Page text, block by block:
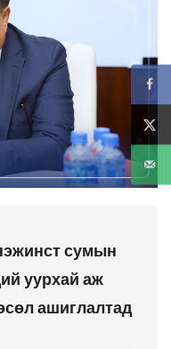
сумын
уурхай аж
ашиглалтад